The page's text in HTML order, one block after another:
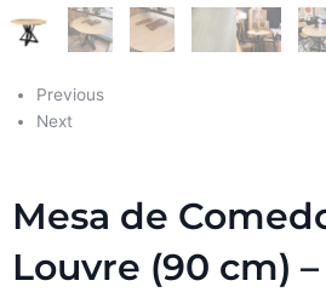
Previous
Next
Mesa de
Louvre (90 cm)